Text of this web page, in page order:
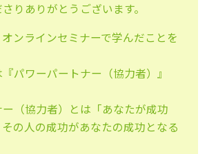
りありがとうございます。
ンラインセミナーで学んだことを
パワーパートナー（協力者）』
（協力者）とは「あなたが成功
の人の成功があなたの成功となる